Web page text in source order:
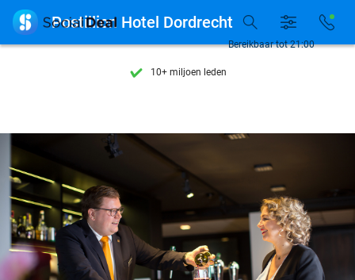
7 dagen per week beschikbaar
10+ miljoen leden
7 dagen per week beschikbaar
10+ miljoen leden
Bereikbaar tot 21:00
 Postillion Hotel Dordrecht